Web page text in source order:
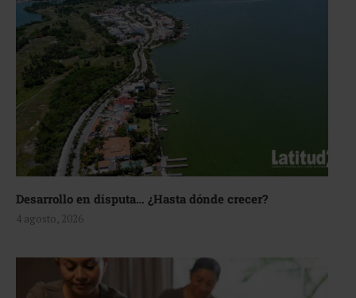
Desarrollo en disputa… ¿Hasta dónde crecer?
4 agosto, 2026